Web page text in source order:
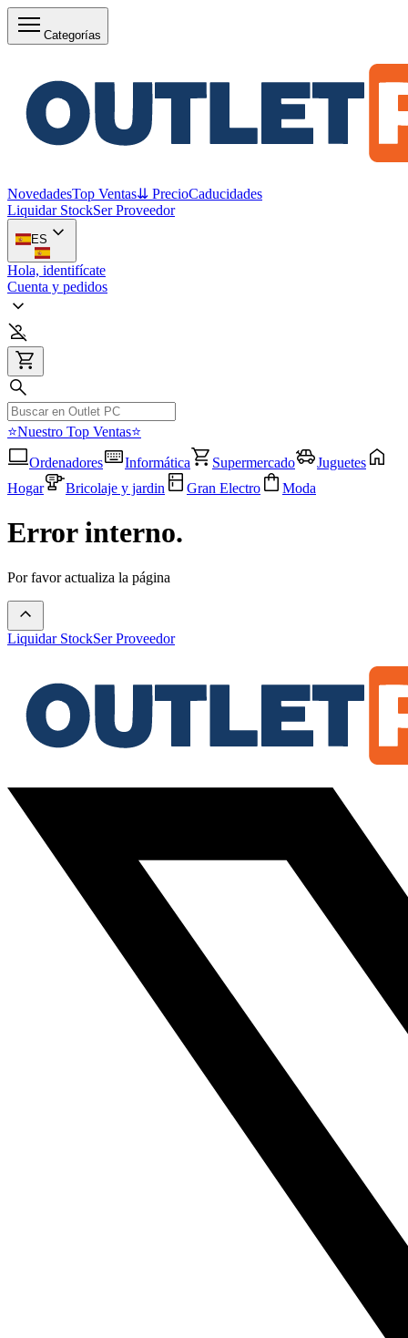
Categorías
NovedadesTop Ventas⇊ PrecioCaducidades
Liquidar StockSer Proveedor
ES
Hola, identifícate
Cuenta y pedidos
⭐Nuestro Top Ventas⭐
Ordenadores
Informática Supermercado
Juguetes
Hogar
Bricolaje y jardin Gran Electro Moda
Error interno.
Por favor actualiza la página
Liquidar StockSer Proveedor